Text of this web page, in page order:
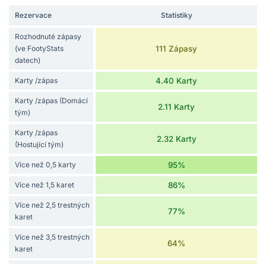
Rezervace Statistiky
Rozhodnuté zápasy
(ve FootyStats
datech)
111 Zápasy
Karty /zápas 4.40 Karty
Karty /zápas (Domácí
tým)
2.11 Karty
Karty /zápas
(Hostující tým)
2.32 Karty
Více než 0,5 karty 95%
Více než 1,5 karet 86%
Více než 2,5 trestných
karet
77%
Více než 3,5 trestných
karet
64%